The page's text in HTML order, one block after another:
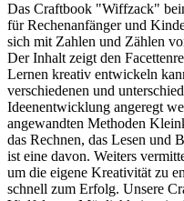
Das Craftbook "Wiffzack"
für Rechenanfänger und
sich mit Zahlen und Zählen
Der Inhalt zeigt den
Lernen kreativ entwickeln
verschiedenen und
Ideenentwicklung angeregt
angewandten Methoden
das Rechnen, das Lesen und
ist eine davon. Weiters
um die eigene Kreativität zu
schnell zum Erfolg. Unsere